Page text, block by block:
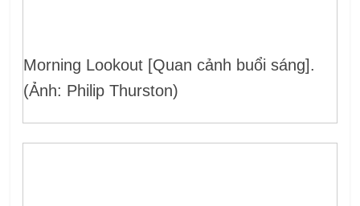
Morning Lookout [Quan cảnh buổi sáng].
(Ảnh: Philip Thurston)